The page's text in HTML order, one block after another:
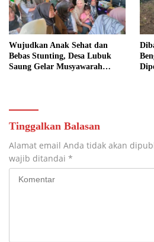
Wujudkan Anak Sehat dan
Bebas Stunting, Desa Lubuk
Saung Gelar Musyawarah
Tinggalkan Balasan
Alamat email Anda tidak akan
wajib ditandai *